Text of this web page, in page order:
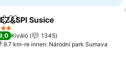
Hozzáadás a kedvencekhez
Susice
Kategória
Kiváló
1345
9.7 km-re innen: Národní park Sumava